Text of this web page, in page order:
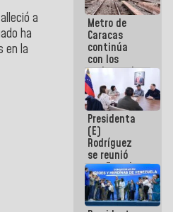
a
ha
en la
Metro de
Caracas
continúa
con los
trabajos de
mantenimiento
e inspección
en la Línea 2
Presidenta
(E)
Rodríguez
se reunió
con Estado
Mayor
Eléctrico
para